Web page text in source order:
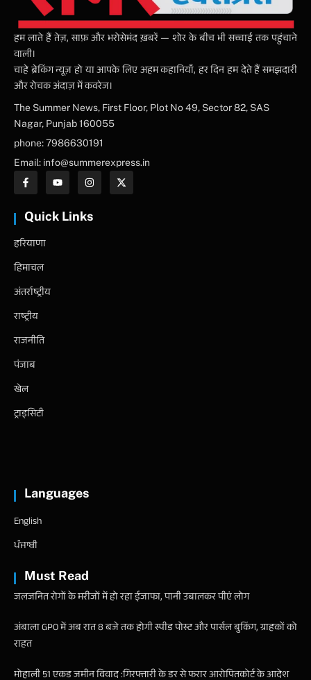
हम लाते हैं तेज़, साफ़ और भरोसेमंद ख़बरें — शोर के बीच भी सच्चाई तक पहुंचाने
वाली।
चाहे ब्रेकिंग न्यूज़ हो या आपके लिए अहम कहानियाँ, हर दिन हम देते हैं समझदारी
और रोचक अंदाज़ में कवरेज।
The Summer News, First Floor, Plot No 49, Sector 82, SAS
Nagar, Punjab 160055
phone: 7986630191
Email: info@summerexpress.in
Quick Links
हरियाणा
हिमाचल
अंतर्राष्ट्रीय
राष्ट्रीय
राजनीति
पंजाब
खेल
ट्राइसिटी
Languages
English
ਪੰਜਾਬੀ
Must Read
जलजनित रोगों के मरीजों में हो रहा ईजाफा, पानी उबालकर पीएं लोग
अंबाला GPO में अब रात 8 बजे तक होगी स्पीड पोस्ट और पार्सल बुकिंग, ग्राहकों को
राहत
मोहाली 51 एकड जमीन विवाद :गिरफ्तारी के डर से फरार आरोपितकोर्ट के आदेश